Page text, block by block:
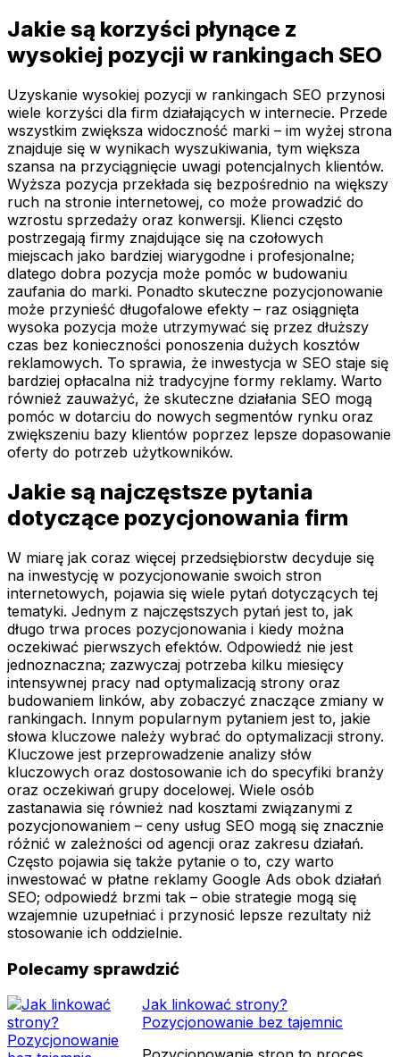
Jakie są korzyści płynące z
wysokiej pozycji w rankingach SEO
Uzyskanie wysokiej pozycji w rankingach SEO przynosi
wiele korzyści dla firm działających w internecie. Przede
wszystkim zwiększa widoczność marki – im wyżej strona
znajduje się w wynikach wyszukiwania, tym większa
szansa na przyciągnięcie uwagi potencjalnych klientów.
Wyższa pozycja przekłada się bezpośrednio na większy
ruch na stronie internetowej, co może prowadzić do
wzrostu sprzedaży oraz konwersji. Klienci często
postrzegają firmy znajdujące się na czołowych
miejscach jako bardziej wiarygodne i profesjonalne;
dlatego dobra pozycja może pomóc w budowaniu
zaufania do marki. Ponadto skuteczne pozycjonowanie
może przynieść długofalowe efekty – raz osiągnięta
wysoka pozycja może utrzymywać się przez dłuższy
czas bez konieczności ponoszenia dużych kosztów
reklamowych. To sprawia, że inwestycja w SEO staje się
bardziej opłacalna niż tradycyjne formy reklamy. Warto
również zauważyć, że skuteczne działania SEO mogą
pomóc w dotarciu do nowych segmentów rynku oraz
zwiększeniu bazy klientów poprzez lepsze dopasowanie
oferty do potrzeb użytkowników.
Jakie są najczęstsze pytania
dotyczące pozycjonowania firm
W miarę jak coraz więcej przedsiębiorstw decyduje się
na inwestycję w pozycjonowanie swoich stron
internetowych, pojawia się wiele pytań dotyczących tej
tematyki. Jednym z najczęstszych pytań jest to, jak
długo trwa proces pozycjonowania i kiedy można
oczekiwać pierwszych efektów. Odpowiedź nie jest
jednoznaczna; zazwyczaj potrzeba kilku miesięcy
intensywnej pracy nad optymalizacją strony oraz
budowaniem linków, aby zobaczyć znaczące zmiany w
rankingach. Innym popularnym pytaniem jest to, jakie
słowa kluczowe należy wybrać do optymalizacji strony.
Kluczowe jest przeprowadzenie analizy słów
kluczowych oraz dostosowanie ich do specyfiki branży
oraz oczekiwań grupy docelowej. Wiele osób
zastanawia się również nad kosztami związanymi z
pozycjonowaniem – ceny usług SEO mogą się znacznie
różnić w zależności od agencji oraz zakresu działań.
Często pojawia się także pytanie o to, czy warto
inwestować w płatne reklamy Google Ads obok działań
SEO; odpowiedź brzmi tak – obie strategie mogą się
wzajemnie uzupełniać i przynosić lepsze rezultaty niż
stosowanie ich oddzielnie.
Polecamy sprawdzić
Jak linkować strony?
Pozycjonowanie bez tajemnic